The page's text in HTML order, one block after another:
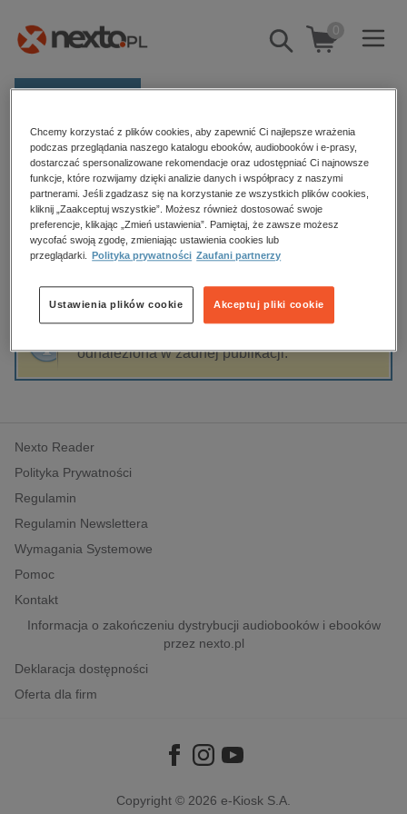
Pokaż/schowaj
wyszukiwarkę
0
Kategorie
Zobacz wszystkie E-prasa
budownictwo, aranżacja wnętrz
biznesowe, branżowe, gospodarka
dzienniki
edukacja
hobby, sport, rozrywka
komputery, internet, technologie, informatyka
polityka, społeczno-informacyjne
psychologiczne
inne
popularno-naukowe
historia
Strona główna Olga Bogacz-Miętka
Olga Bogacz-Miętka
Sortowanie Filtrowanie
odnaleziona w żadnej publikacji.
Nexto Reader
Polityka Prywatności
Regulamin
Regulamin Newslettera
Wymagania Systemowe
Pomoc
Kontakt
Informacja o zakończeniu dystrybucji audiobooków i ebooków
przez nexto.pl
Deklaracja dostępności
Oferta dla firm
Copyright © 2026 e-Kiosk S.A.
Chcemy korzystać z plików cookies, aby zapewnić Ci najlepsze wrażenia
podczas przeglądania naszego katalogu ebooków, audiobooków i e-prasy,
dostarczać spersonalizowane rekomendacje oraz udostępniać Ci najnowsze
funkcje, które rozwijamy dzięki analizie danych i współpracy z naszymi
partnerami. Jeśli zgadzasz się na korzystanie ze wszystkich plików cookies,
kliknij „Zaakceptuj wszystkie”. Możesz również dostosować swoje
preferencje, klikając „Zmień ustawienia”. Pamiętaj, że zawsze możesz
wycofać swoją zgodę, zmieniając ustawienia cookies lub
przeglądarki.
Polityka prywatności Zaufani partnerzy
Akceptuj pliki cookie
Ustawienia plików cookie